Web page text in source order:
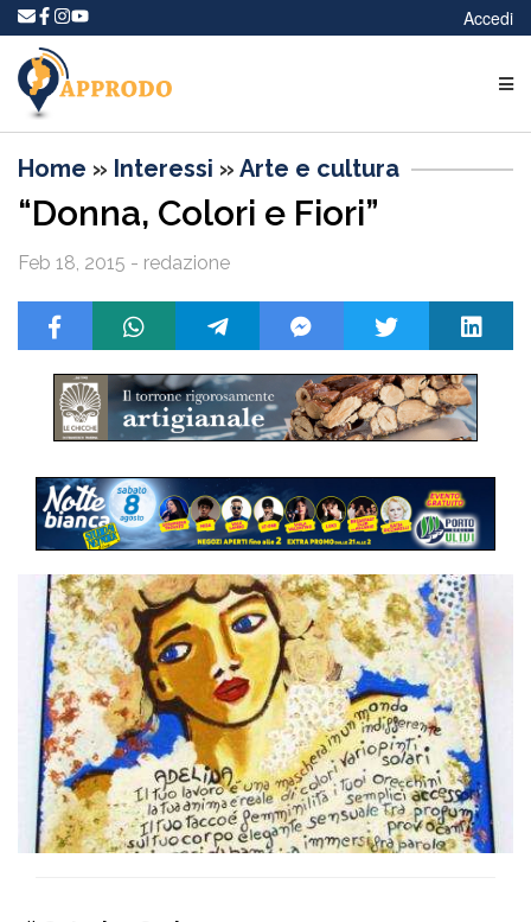
Accedi
Home » Interessi » Arte e cultura
“Donna, Colori e Fiori”
Feb 18, 2015 - redazione